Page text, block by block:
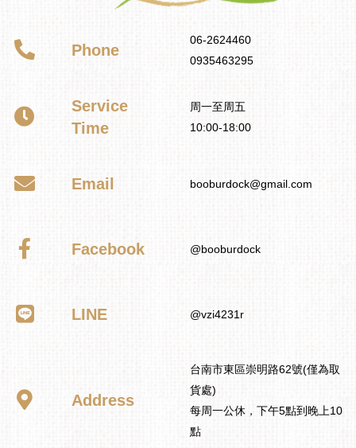
Phone
06-2624460
0935463295
Service
Time
周一至周五
10:00-18:00
Email booburdock@gmail.com
Facebook @booburdock
LINE @vzi4231r
Address
台南市東區崇明路62號(僅為取
貨處)
每周一公休，下午5點到晚上10
點